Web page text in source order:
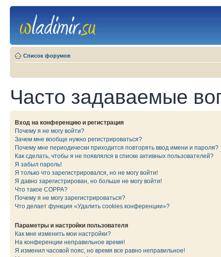
Список форумов
Часто задаваемые
Вход на конференцию и регистрация
Почему я не могу войти?
Зачем мне вообще нужно регистрироваться?
Почему мне периодически приходится повторять ввод имени и пароля?
Как сделать, чтобы я не появлялся в списке активных пользователей?
Я забыл пароль!
Я только что зарегистрировался, но не могу войти!
Я давно зарегистрирован, но больше не могу войти!
Что такое COPPA?
Почему я не могу зарегистрироваться?
Что делает функция «Удалить cookies конференции»?
Параметры и настройки пользователя
Как мне изменить мои настройки?
На конференции неправильное время!
Я изменил часовой пояс, но время все равно неправильное!